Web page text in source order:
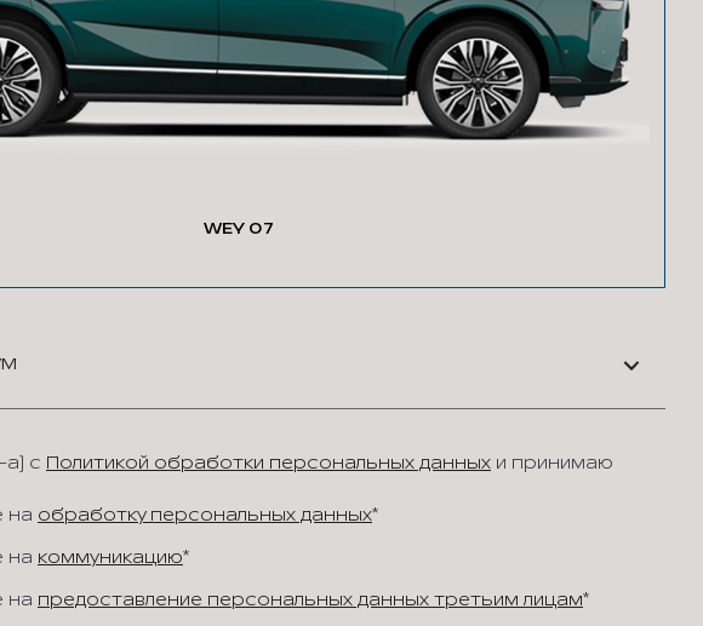
WEY 07
с Политикой обработки персональных данных и принимаю
на обработку персональных данных*
на коммуникацию*
на предоставление персональных данных третьим лицам*